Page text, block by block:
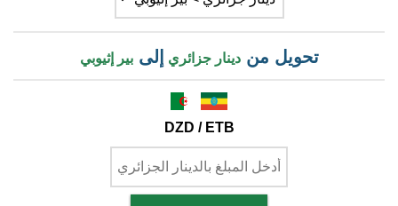
تحويل مندينار جزائري إلىبير إثيوبي
DZD / ETB